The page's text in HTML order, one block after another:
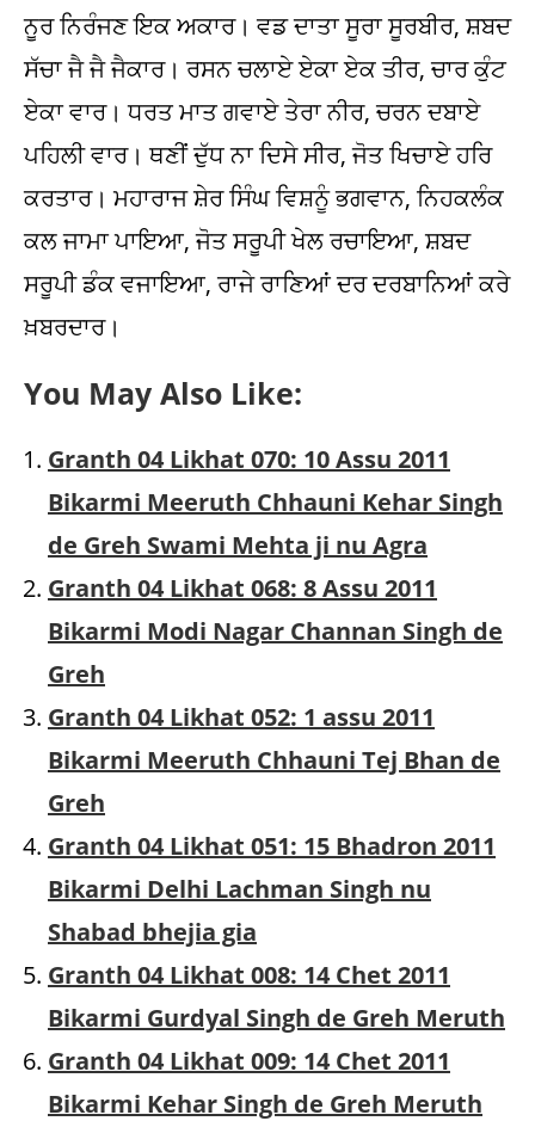
ਨੂਰ ਨਿਰੰਜਣ ਇਕ ਅਕਾਰ। ਵਡ ਦਾਤਾ ਸੂਰਾ ਸੂਰਬੀਰ, ਸ਼ਬਦ
ਸੱਚਾ ਜੈ ਜੈ ਜੈਕਾਰ। ਰਸਨ ਚਲਾਏ ਏਕਾ ਏਕ ਤੀਰ, ਚਾਰ ਕੁੰਟ
ਏਕਾ ਵਾਰ। ਧਰਤ ਮਾਤ ਗਵਾਏ ਤੇਰਾ ਨੀਰ, ਚਰਨ ਦਬਾਏ
ਪਹਿਲੀ ਵਾਰ। ਥਣੀਂ ਦੁੱਧ ਨਾ ਦਿਸੇ ਸੀਰ, ਜੋਤ ਖਿਚਾਏ ਹਰਿ
ਕਰਤਾਰ। ਮਹਾਰਾਜ ਸ਼ੇਰ ਸਿੰਘ ਵਿਸ਼ਨੂੰ ਭਗਵਾਨ, ਨਿਹਕਲੰਕ
ਕਲ ਜਾਮਾ ਪਾਇਆ, ਜੋਤ ਸਰੂਪੀ ਖੇਲ ਰਚਾਇਆ, ਸ਼ਬਦ
ਸਰੂਪੀ ਡੰਕ ਵਜਾਇਆ, ਰਾਜੇ ਰਾਣਿਆਂ ਦਰ ਦਰਬਾਨਿਆਂ ਕਰੇ
ਖ਼ਬਰਦਾਰ।
You May Also Like:
Granth 04 Likhat 070: 10 Assu 2011
Bikarmi Meeruth Chhauni Kehar Singh
de Greh Swami Mehta ji nu Agra
Granth 04 Likhat 068: 8 Assu 2011
Bikarmi Modi Nagar Channan Singh de
Greh
Granth 04 Likhat 052: 1 assu 2011
Bikarmi Meeruth Chhauni Tej Bhan de
Greh
Granth 04 Likhat 051: 15 Bhadron 2011
Bikarmi Delhi Lachman Singh nu
Shabad bhejia gia
Granth 04 Likhat 008: 14 Chet 2011
Bikarmi Gurdyal Singh de Greh Meruth
Granth 04 Likhat 009: 14 Chet 2011
Bikarmi Kehar Singh de Greh Meruth